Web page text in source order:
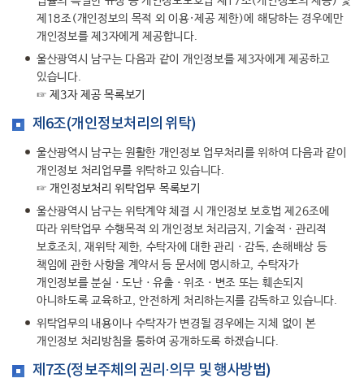
제18조(개인정보의 목적 외 이용·제공 제한)에 해당하는 경우에만
개인정보를 제3자에게 제공합니다.
울산광역시 남구는 다음과 같이 개인정보를 제3자에게 제공하고
있습니다.
☞제3자 제공 목록보기
제6조(개인정보처리의 위탁)
울산광역시 남구는 원활한 개인정보 업무처리를 위하여 다음과 같이
개인정보 처리업무를 위탁하고 있습니다.
☞개인정보처리 위탁업무 목록보기
울산광역시 남구는 위탁계약 체결 시 개인정보 보호법 제26조에
따라 위탁업무 수행목적 외 개인정보 처리금지, 기술적ㆍ관리적
보호조치, 재위탁 제한, 수탁자에 대한 관리ㆍ감독, 손해배상 등
책임에 관한 사항을 계약서 등 문서에 명시하고, 수탁자가
개인정보를 분실ㆍ도난ㆍ유출ㆍ위조ㆍ변조 또는 훼손되지
아니하도록 교육하고, 안전하게 처리하는지를 감독하고 있습니다.
위탁업무의 내용이나 수탁자가 변경될 경우에는 지체 없이 본
개인정보 처리방침을 통하여 공개하도록 하겠습니다.
제7조(정보주체의 권리·의무 및 행사방법)